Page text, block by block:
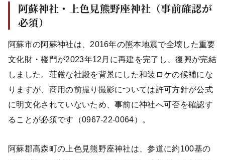
阿蘇神社・上色見熊野座神社（事前確認が
必須）
阿蘇市の阿蘇神社は、2016年の熊本地震で全壊した重要
文化財・楼門が2023年12月に再建を完了し、復興が完結
しました。荘厳な社殿を背景にした和装ロケの候補にな
りますが、商用の前撮り撮影については許可方針が公式
に明文化されていないため、事前に神社へ可否を確認す
ることが必須です（0967-22-0064）。
阿蘇郡高森町の上色見熊野座神社は、参道に約100基の